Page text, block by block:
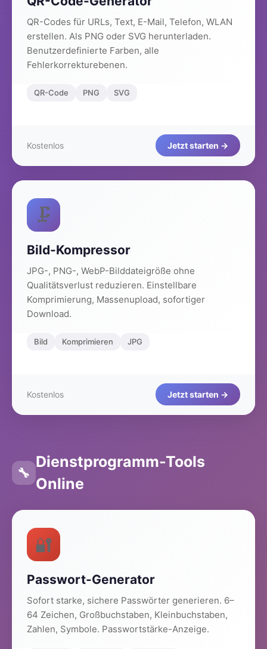
QR-Codes für URLs, Text, E-Mail, Telefon, WLAN
erstellen. Als PNG oder SVG herunterladen.
Benutzerdefinierte Farben, alle
Fehlerkorrekturebenen.
QR-Code PNG SVG
Kostenlos Jetzt starten →
🗜️
Bild-Kompressor
JPG-, PNG-, WebP-Bilddateigröße ohne
Qualitätsverlust reduzieren. Einstellbare
Komprimierung, Massenupload, sofortiger
Download.
Bild Komprimieren JPG
Kostenlos Jetzt starten →
🔧
Dienstprogramm-Tools
Online
🔐
Passwort-Generator
Sofort starke, sichere Passwörter generieren. 6–
64 Zeichen, Großbuchstaben, Kleinbuchstaben,
Zahlen, Symbole. Passwortstärke-Anzeige.